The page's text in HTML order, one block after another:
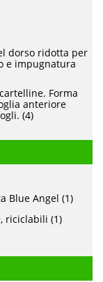
dorso ridotta per
e impugnatura
Forma
anteriore
(4)
Blue Angel (1)
riciclabili (1)